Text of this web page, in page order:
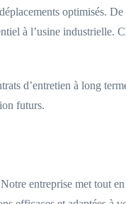
optimisés.
à l’usine industrielle.
d’entretien à long
futurs.
entreprise met tout